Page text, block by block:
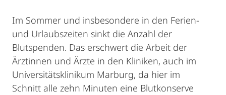
Im Sommer und insbesondere in den Ferien-
und Urlaubszeiten sinkt die Anzahl der
Blutspenden. Das erschwert die Arbeit der
Ärztinnen und Ärzte in den Kliniken, auch im
Universitätsklinikum Marburg, da hier im
Schnitt alle zehn Minuten eine Blutkonserve